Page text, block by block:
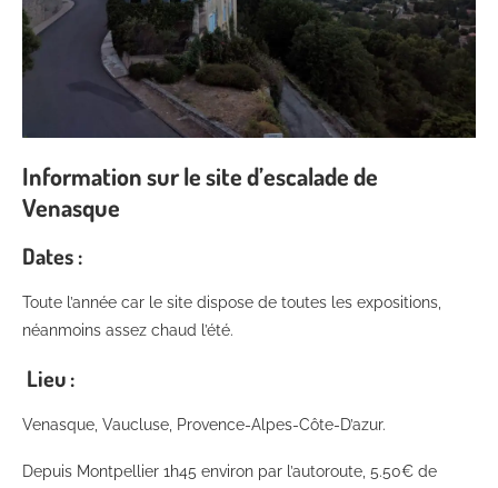
Information sur le site d’escalade de
Venasque
Dates :
Toute l’année car le site dispose de toutes les expositions,
néanmoins assez chaud l’été.
Lieu :
Venasque, Vaucluse, Provence-Alpes-Côte-D’azur.
Depuis Montpellier 1h45 environ par l’autoroute, 5.50€ de